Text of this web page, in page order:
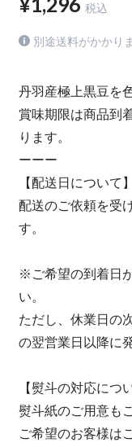
税込
別途送料がかかり
丹羽産極上黒豆を
賞味期限は商品到
ります。
ーーー
【配送日について】
配送のご依頼を受
す。
※ご希望の到着日
い。
ただし、休業日の
の翌営業日以降に
【熨斗の対応につ
熨斗紙のご用意も
ご希望のお客様は